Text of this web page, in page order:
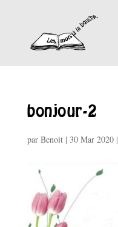
bonjour-2
par Benoit| 30 Mar 2020|